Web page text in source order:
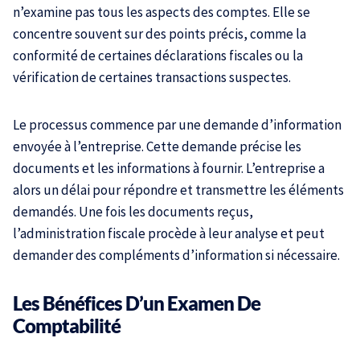
n’examine pas tous les aspects des comptes. Elle se
concentre souvent sur des points précis, comme la
conformité de certaines déclarations fiscales ou la
vérification de certaines transactions suspectes.
Le processus commence par une demande d’information
envoyée à l’entreprise. Cette demande précise les
documents et les informations à fournir. L’entreprise a
alors un délai pour répondre et transmettre les éléments
demandés. Une fois les documents reçus,
l’administration fiscale procède à leur analyse et peut
demander des compléments d’information si nécessaire.
Les Bénéfices D’un Examen De
Comptabilité